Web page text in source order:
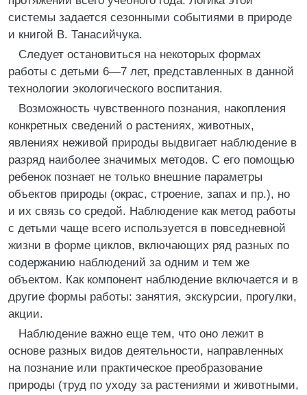
системы задается сезонными событиями в природе
и книгой В. Танасийчука.
Следует остановиться на некоторых формах
работы с детьми 6—7 лет, представленных в данной
технологии экологического воспитания.
Возможность чувственного познания, накопления
конкретных сведений о растениях, животных,
явлениях неживой природы выдвигает наблюдение в
разряд наиболее значимых методов. С его помощью
ребенок познает не только внешние параметры
объектов природы (окрас, строение, запах и пр.), но
и их связь со средой. Наблюдение как метод работы
с детьми чаще всего используется в повседневной
жизни в форме циклов, включающих ряд разных по
содержанию наблюдений за одним и тем же
объектом. Как компонент наблюдение включается и в
другие формы работы: занятия, экскурсии, прогулки,
акции.
Наблюдение важно еще тем, что оно лежит в
основе разных видов деятельности, направленных
на познание или практическое преобразование
природы (труд по уходу за растениями и животными,